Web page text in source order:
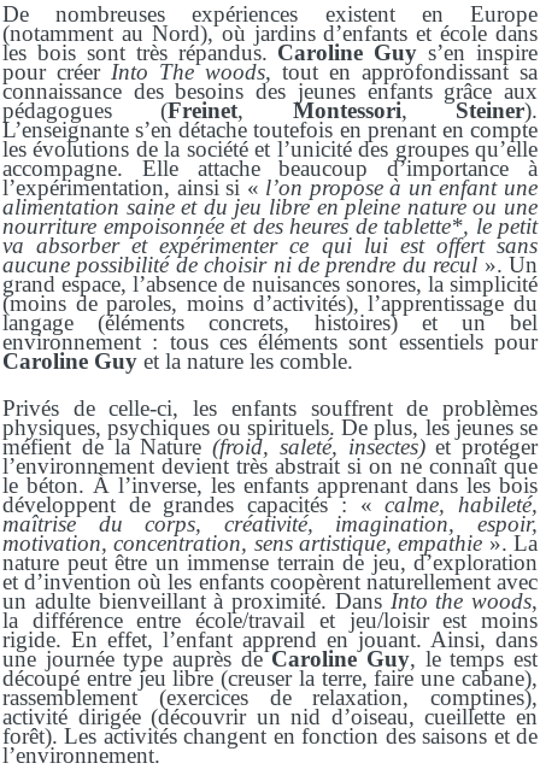
De nombreuses expériences existent en Europe
(notamment au Nord), où jardins d’enfants et école dans
les bois sont très répandus. Caroline Guy s’en inspire
pour créer Into The woods, tout en approfondissant sa
connaissance des besoins des jeunes enfants grâce aux
pédagogues(Freinet, Montessori,Steiner).
L’enseignante s’en détache toutefois en prenant en compte
les évolutions de la société et l’unicité des groupes qu’elle
accompagne. Elle attache beaucoup d’importance à
l’expérimentation, ainsi si « l’on propose à un enfant une
alimentation saine et du jeu libre en pleine nature ou une
nourriture empoisonnée et des heures de tablette*, le petit
va absorber et expérimenter ce qui lui est offert sans
aucune possibilité de choisir ni de prendre du recul ».Un
grand espace, l’absence de nuisances sonores, la simplicité
(moins de paroles, moins d’activités), l’apprentissage du
langage (éléments concrets, histoires) et un bel
environnement : tous ces éléments sont essentiels pour
Caroline Guy et la nature les comble.
Privés de celle-ci, les enfants souffrent de problèmes
physiques, psychiques ou spirituels. De plus, les jeunes se
méfient de la Nature (froid, saleté, insectes)et protéger
l’environnement devient très abstrait si on ne connaît que
le béton. À l’inverse, les enfants apprenant dans les bois
développent de grandes capacités : «calme, habileté,
maîtrise du corps, créativité, imagination, espoir,
motivation, concentration, sens artistique, empathie ». La
nature peut être un immense terrain de jeu, d’exploration
et d’invention où les enfants coopèrent naturellement avec
un adulte bienveillant à proximité. Dans Into the woods,
la différence entre école/travail et jeu/loisir est moins
rigide. En effet, l’enfant apprend en jouant. Ainsi, dans
une journée type auprès deCaroline Guy, le temps est
découpé entre jeu libre (creuser la terre, faire une cabane),
rassemblement (exercices de relaxation, comptines),
activité dirigée (découvrir un nid d’oiseau, cueillette en
forêt). Les activités changent en fonction des saisons et de
l’environnement.